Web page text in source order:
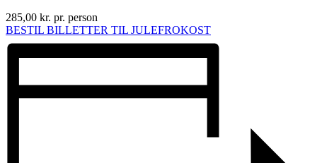
285,00 kr. pr. person
BESTIL BILLETTER TIL JULEFROKOST